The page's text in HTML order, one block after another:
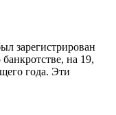
зарегистрирован
на 19,
года. Эти